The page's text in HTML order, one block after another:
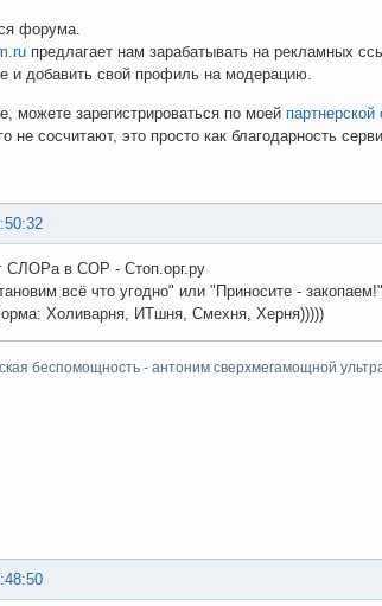
форума.
предлагает нам зарабатывать на рекламных
и добавить свой профиль на модерацию.
можете зарегистрироваться по моей партнерской
не сосчитают, это просто как благодарность
СЛОРа в СОР - Стоп.орг.ру
всё что угодно" или "Приносите - закопаем!"
Холиварня, ИТшня, Смехня, Херня)))))
беспомощность - антоним сверхмегамощной